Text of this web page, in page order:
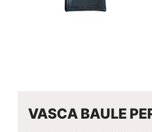
VASCA BAULE